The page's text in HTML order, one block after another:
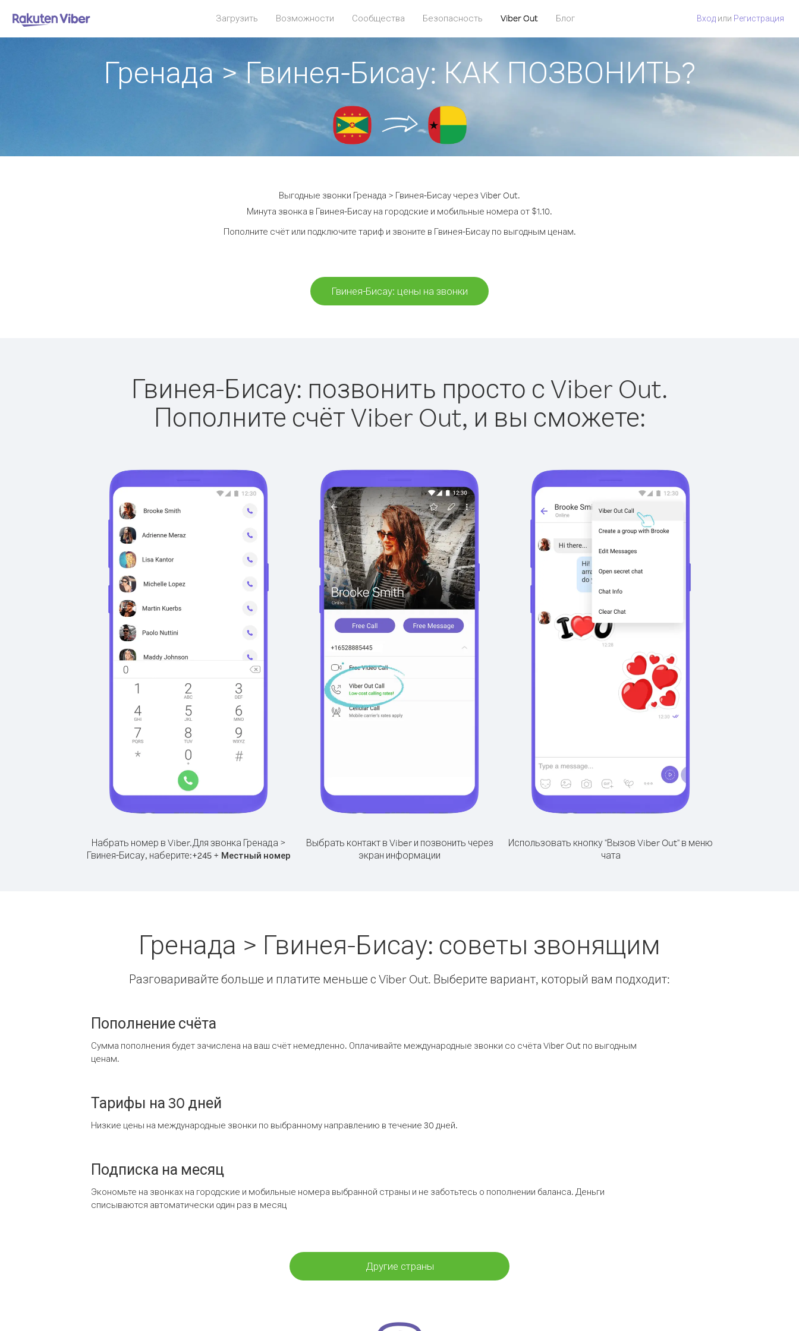
Загрузить Возможности Сообщества Безопасность Viber Out Блог Вход или Регистрация
Гренада > Гвинея-Бисау: КАК ПОЗВОНИТЬ?
Выгодные звонки Гренада > Гвинея-Бисау через Viber Out.
Минута звонка в Гвинея-Бисау на городские и мобильные номера от $1.10.
Пополните счёт или подключите тариф и звоните в Гвинея-Бисау по выгодным ценам.
Гвинея-Бисау: цены на звонки
Гвинея-Бисау: позвонить просто с Viber Out.
Пополните счёт Viber Out, и вы сможете:
Набрать номер в Viber.Для звонка Гренада >
Гвинея-Бисау, наберите:+245+ Местный номер
Выбрать контакт в Viber и позвонить через
экран информации
Использовать кнопку "Вызов Viber Out" в меню
чата
Гренада > Гвинея-Бисау: советы звонящим
Разговаривайте больше и платите меньше с Viber Out. Выберите вариант, который вам подходит:
Пополнение счёта
Сумма пополнения будет зачислена на ваш счёт немедленно. Оплачивайте международные звонки со счёта Viber Out по выгодным
ценам.
Тарифы на 30 дней
Низкие цены на международные звонки по выбранному направлению в течение 30 дней.
Подписка на месяц
Экономьте на звонках на городские и мобильные номера выбранной страны и не заботьтесь о пополнении баланса. Деньги
списываются автоматически один раз в месяц
Другие страны